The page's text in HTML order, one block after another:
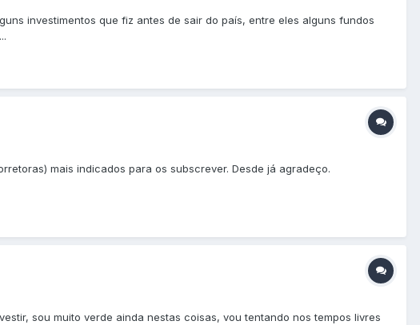
investimentos que fiz antes de sair do país, entre eles alguns fundos
mais indicados para os subscrever. Desde já agradeço.
sou muito verde ainda nestas coisas, vou tentando nos tempos livres